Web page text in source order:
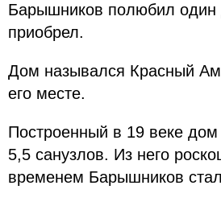
Барышников полюбил один
приобрел.
Дом назывался Красный
его месте.
Построенный в 19 веке
5,5 санузлов. Из него
временем Барышников